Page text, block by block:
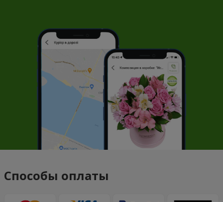
Способы оплаты